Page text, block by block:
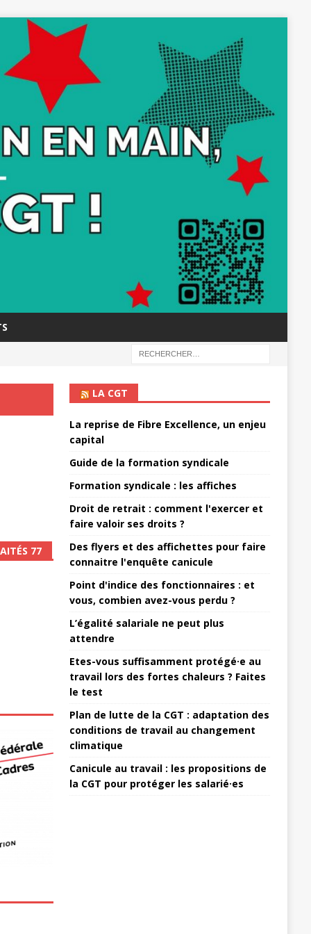
77
LA CGT
La reprise de Fibre Excellence, un enjeu
capital
Guide de la formation syndicale
Formation syndicale : les affiches
Droit de retrait : comment l'exercer et
faire valoir ses droits ?
Des flyers et des affichettes pour faire
connaitre l'enquête canicule
Point d'indice des fonctionnaires : et
vous, combien avez-vous perdu ?
L’égalité salariale ne peut plus
attendre
Etes-vous suffisamment protégé·e au
travail lors des fortes chaleurs ? Faites
le test
Plan de lutte de la CGT : adaptation des
conditions de travail au changement
climatique
Canicule au travail : les propositions de
la CGT pour protéger les salarié·es